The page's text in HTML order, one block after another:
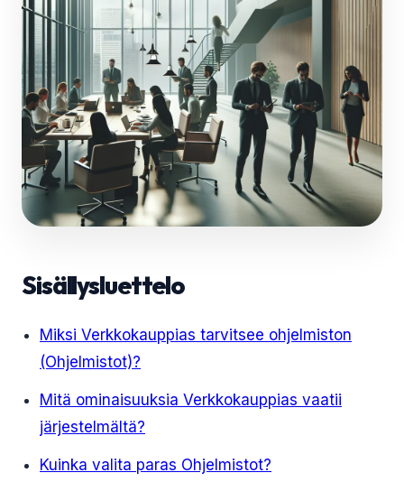
Sisällysluettelo
Miksi Verkkokauppias tarvitsee ohjelmiston
(Ohjelmistot)?
Mitä ominaisuuksia Verkkokauppias vaatii
järjestelmältä?
Kuinka valita paras Ohjelmistot?